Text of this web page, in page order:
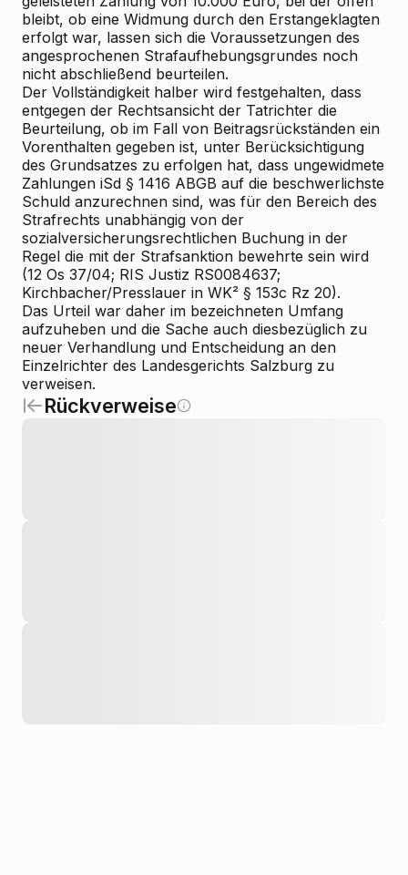
bleibt, ob eine Widmung durch den Erstangeklagten
erfolgt war, lassen sich die Voraussetzungen des
angesprochenen Strafaufhebungsgrundes noch
nicht abschließend beurteilen.
Der Vollständigkeit halber wird festgehalten, dass
entgegen der Rechtsansicht der Tatrichter die
Beurteilung, ob im Fall von Beitragsrückständen ein
Vorenthalten gegeben ist, unter Berücksichtigung
des Grundsatzes zu erfolgen hat, dass ungewidmete
Zahlungen iSd § 1416 ABGB auf die beschwerlichste
Schuld anzurechnen sind, was für den Bereich des
Strafrechts unabhängig von der
sozialversicherungsrechtlichen Buchung in der
Regel die mit der Strafsanktion bewehrte sein wird
(12 Os 37/04; RIS Justiz RS0084637;
Kirchbacher/Presslauer in WK² § 153c Rz 20).
Das Urteil war daher im bezeichneten Umfang
aufzuheben und die Sache auch diesbezüglich zu
neuer Verhandlung und Entscheidung an den
Einzelrichter des Landesgerichts Salzburg zu
verweisen.
Rückverweise